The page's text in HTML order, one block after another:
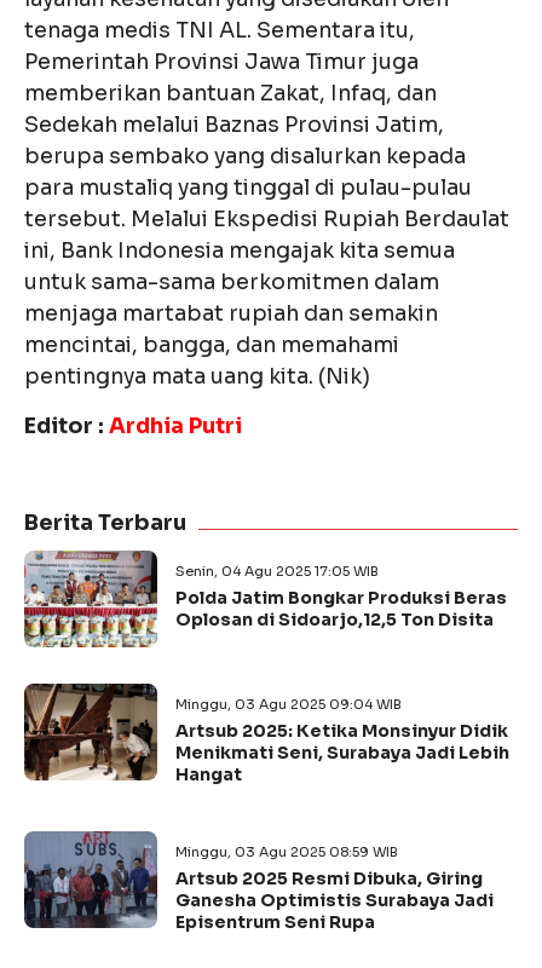
tenaga medis TNI AL. Sementara itu,
Pemerintah Provinsi Jawa Timur juga
memberikan bantuan Zakat, Infaq, dan
Sedekah melalui Baznas Provinsi Jatim,
berupa sembako yang disalurkan kepada
para mustaliq yang tinggal di pulau-pulau
tersebut. Melalui Ekspedisi Rupiah Berdaulat
ini, Bank Indonesia mengajak kita semua
untuk sama-sama berkomitmen dalam
menjaga martabat rupiah dan semakin
mencintai, bangga, dan memahami
pentingnya mata uang kita. (Nik)
Editor : Ardhia Putri
Berita Terbaru
Senin, 04 Agu 2025 17:05 WIB
Polda Jatim Bongkar Produksi Beras
Oplosan di Sidoarjo,12,5 Ton Disita
Minggu, 03 Agu 2025 09:04 WIB
Artsub 2025: Ketika Monsinyur Didik
Menikmati Seni, Surabaya Jadi Lebih
Hangat
Minggu, 03 Agu 2025 08:59 WIB
Artsub 2025 Resmi Dibuka, Giring
Ganesha Optimistis Surabaya Jadi
Episentrum Seni Rupa